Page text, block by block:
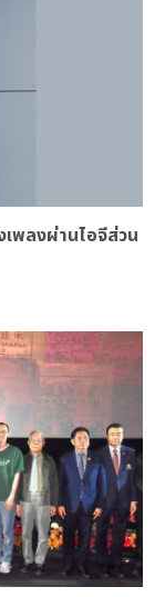
เพลงผ่านไอจีส่วน